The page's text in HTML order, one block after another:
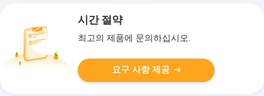
시간 절약
최고의 제품에 문의하십시오.
요구 사항 제공